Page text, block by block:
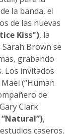
la banda, el
de las nuevas
Kiss"), la
Brown se
grabando
Los invitados
(“Human
de
Clark
“Natural”),
caseros.